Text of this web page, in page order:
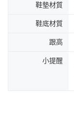
鞋墊材質
鞋底材質
跟高
小提醒